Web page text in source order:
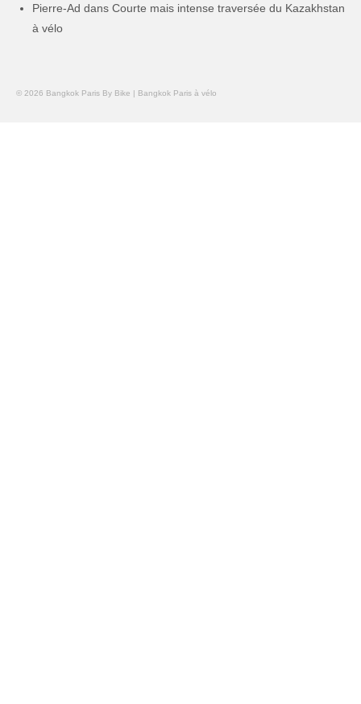
Pierre-Ad dans Courte mais intense traversée du Kazakhstan
à vélo
© 2026 Bangkok Paris By Bike | Bangkok Paris à vélo